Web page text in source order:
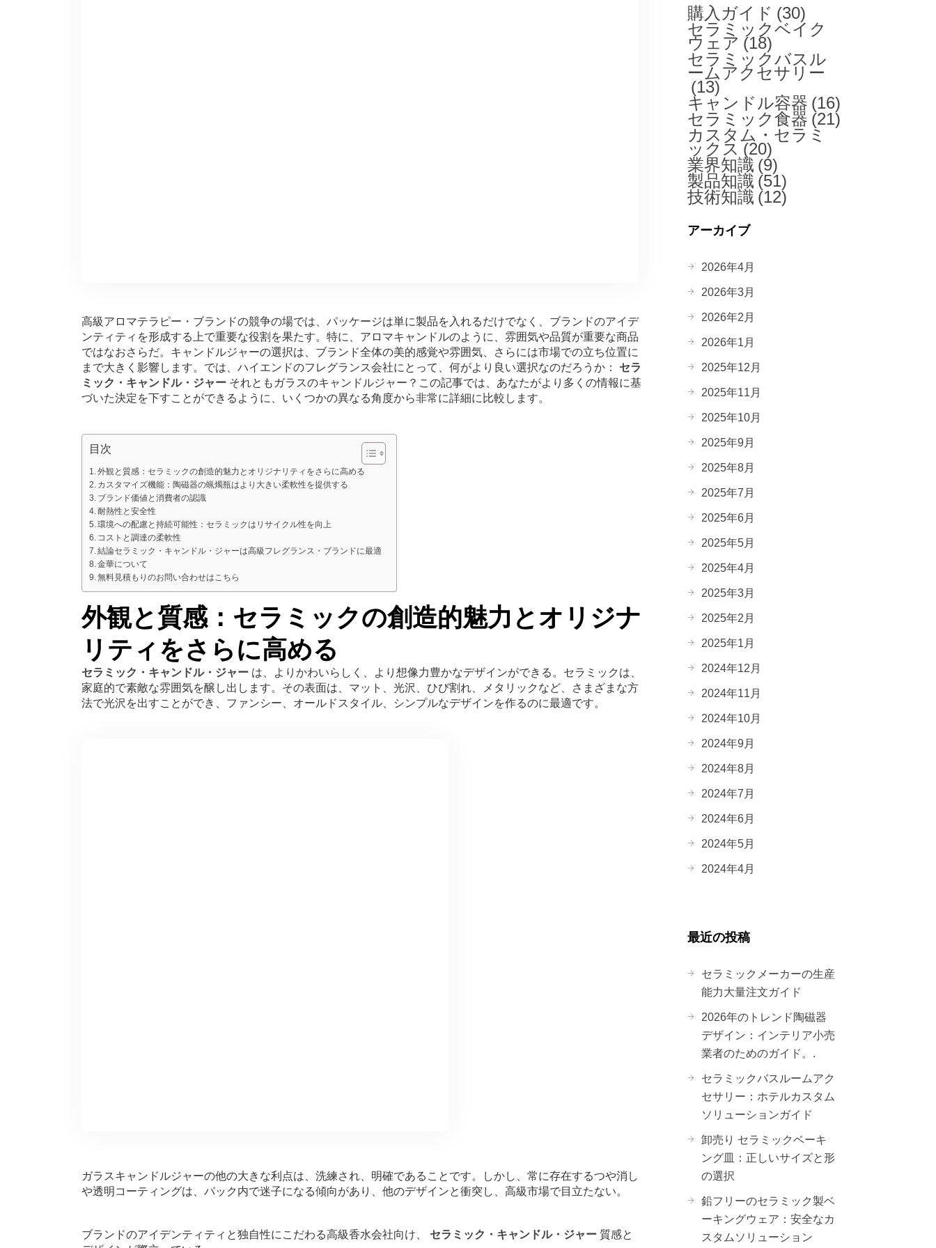
高級アロマテラピー・ブランドの競争の場では、パッケージは単に製品を入れるだけでなく、ブランドのアイデ
ンティティを形成する上で重要な役割を果たす。特に、アロマキャンドルのように、雰囲気や品質が重要な商品
ではなおさらだ。キャンドルジャーの選択は、ブランド全体の美的感覚や雰囲気、さらには市場での立ち位置に
まで大きく影響します。では、ハイエンドのフレグランス会社にとって、何がより良い選択なのだろうか： セラ
ミック・キャンドル・ジャー それともガラスのキャンドルジャー？この記事では、あなたがより多くの情報に基
づいた決定を下すことができるように、いくつかの異なる角度から非常に詳細に比較します。
目次
外観と質感：セラミックの創造的魅力とオリジナリティをさらに高める
カスタマイズ機能：陶磁器の蝋燭瓶はより大きい柔軟性を提供する
ブランド価値と消費者の認識
耐熱性と安全性
環境への配慮と持続可能性：セラミックはリサイクル性を向上
コストと調達の柔軟性
結論セラミック・キャンドル・ジャーは高級フレグランス・ブランドに最適
金華について
無料見積もりのお問い合わせはこちら
外観と質感：セラミックの創造的魅力とオリジナ
リティをさらに高める
セラミック・キャンドル・ジャー は、よりかわいらしく、より想像力豊かなデザインができる。セラミックは、
家庭的で素敵な雰囲気を醸し出します。その表面は、マット、光沢、ひび割れ、メタリックなど、さまざまな方
法で光沢を出すことができ、ファンシー、オールドスタイル、シンプルなデザインを作るのに最適です。
ガラスキャンドルジャーの他の大きな利点は、洗練され、明確であることです。しかし、常に存在するつや消し
や透明コーティングは、パック内で迷子になる傾向があり、他のデザインと衝突し、高級市場で目立たない。
ブランドのアイデンティティと独自性にこだわる高級香水会社向け、 セラミック・キャンドル・ジャー 質感と
購入ガイド (30)
セラミックベイク
ウェア (18)
セラミックバスル
ームアクセサリー
(13)
キャンドル容器 (16)
セラミック食器 (21)
カスタム・セラミ
ックス (20)
業界知識 (9)
製品知識 (51)
技術知識 (12)
アーカイブ
2026年4月
2026年3月
2026年2月
2026年1月
2025年12月
2025年11月
2025年10月
2025年9月
2025年8月
2025年7月
2025年6月
2025年5月
2025年4月
2025年3月
2025年2月
2025年1月
2024年12月
2024年11月
2024年10月
2024年9月
2024年8月
2024年7月
2024年6月
2024年5月
2024年4月
最近の投稿
セラミックメーカーの生産
能力大量注文ガイド
2026年のトレンド陶磁器
デザイン：インテリア小売
業者のためのガイド。.
セラミックバスルームアク
セサリー：ホテルカスタム
ソリューションガイド
卸売り セラミックベーキ
ング皿：正しいサイズと形
の選択
鉛フリーのセラミック製ベ
ーキングウェア：安全なカ
スタムソリューション